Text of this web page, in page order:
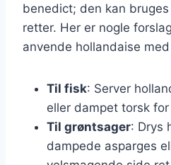
benedict; den kan
retter. Her er nogle
anvende hollandaise
Til fisk: Server
eller dampet torsk
Til grøntsager: Drys
dampede asparges